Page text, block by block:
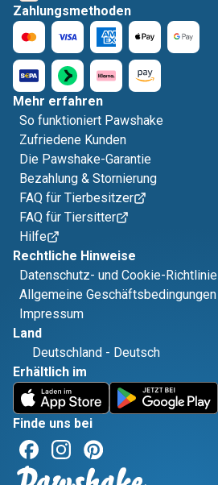
Zahlungsmethoden
Mehr erfahren
So funktioniert Pawshake
Zufriedene Kunden
Die Pawshake-Garantie
Bezahlung & Stornierung
FAQ für Tierbesitzer
FAQ für Tiersitter
Hilfe
Rechtliche Hinweise
Datenschutz- und Cookie-Richtlinie
Allgemeine Geschäftsbedingungen
Impressum
Land
Deutschland - Deutsch
Erhältlich im
Finde uns bei